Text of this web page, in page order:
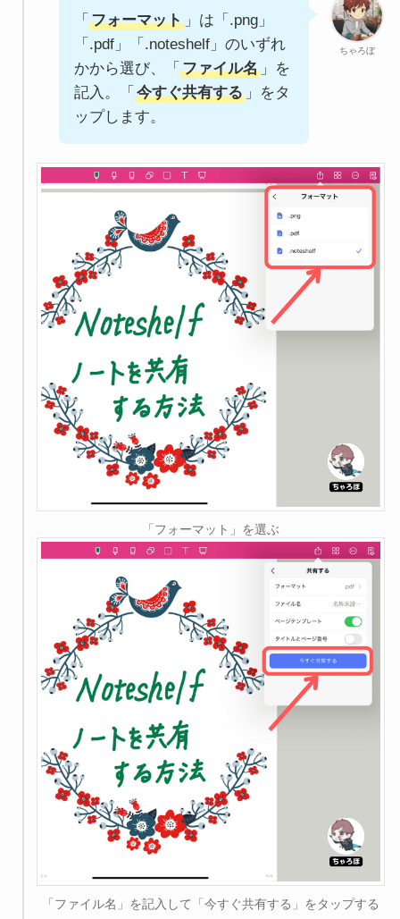
ちゃろぼ
「 フォーマット」は「.png」
「.pdf」「.noteshelf」のいずれ
かから選び、「 ファイル名」を
記入。「 今すぐ共有する」をタ
ップします。
「フォーマット」を選ぶ
「ファイル名」を記入して「今すぐ共有する」をタップする